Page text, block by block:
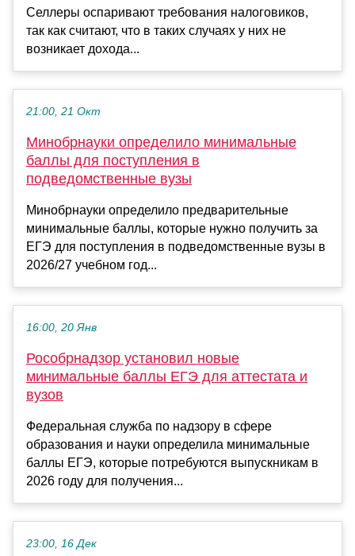
Селлеры оспаривают требования налоговиков,
так как считают, что в таких случаях у них не
возникает дохода...
21:00, 21 Окт
Минобрнауки определило минимальные
баллы для поступления в
подведомственные вузы
Минобрнауки определило предварительные
минимальные баллы, которые нужно получить за
ЕГЭ для поступления в подведомственные вузы в
2026/27 учебном год...
16:00, 20 Янв
Рособрнадзор установил новые
минимальные баллы ЕГЭ для аттестата и
вузов
Федеральная служба по надзору в сфере
образования и науки определила минимальные
баллы ЕГЭ, которые потребуются выпускникам в
2026 году для получения...
23:00, 16 Дек